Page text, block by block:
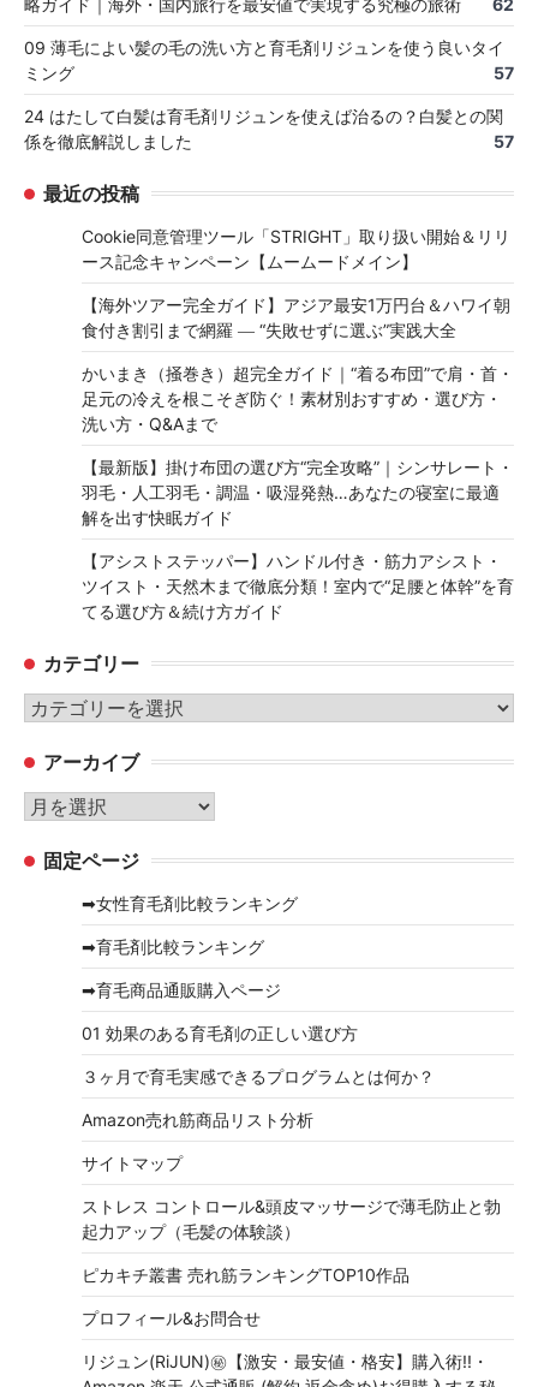
09 薄毛によい髪の毛の洗い方と育毛剤リジュンを使う良いタイ
ミング
57
24 はたして白髪は育毛剤リジュンを使えば治るの？白髪との関
係を徹底解説しました
57
最近の投稿
Cookie同意管理ツール「STRIGHT」取り扱い開始＆リリ
ース記念キャンペーン【ムームードメイン】
【海外ツアー完全ガイド】アジア最安1万円台＆ハワイ朝
食付き割引まで網羅 ― “失敗せずに選ぶ”実践大全
かいまき（掻巻き）超完全ガイド｜“着る布団”で肩・首・
足元の冷えを根こそぎ防ぐ！素材別おすすめ・選び方・
洗い方・Q&Aまで
【最新版】掛け布団の選び方“完全攻略”｜シンサレート・
羽毛・人工羽毛・調温・吸湿発熱…あなたの寝室に最適
解を出す快眠ガイド
【アシストステッパー】ハンドル付き・筋力アシスト・
ツイスト・天然木まで徹底分類！室内で“足腰と体幹”を育
てる選び方＆続け方ガイド
カテゴリー
カ
ゴ
リ
ー
アーカイブ
ア
カ 固定ページ
➡女性育毛剤比較ランキング
➡育毛剤比較ランキング
➡育毛商品通販購入ページ
01 効果のある育毛剤の正しい選び方
３ヶ月で育毛実感できるプログラムとは何か？
Amazon売れ筋商品リスト分析
サイトマップ
ストレス コントロール&頭皮マッサージで薄毛防止と勃
起力アップ（毛髪の体験談）
ピカキチ叢書 売れ筋ランキングTOP10作品
プロフィール&お問合せ
リジュン(RiJUN)㊙【激安・最安値・格安】購入術!!・